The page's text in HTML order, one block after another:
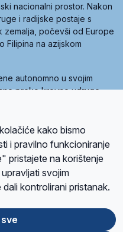
nacionalni prostor. Nakon
i radijske postaje s
zemalja, počevši od Europe
Filipina na azijskom
autonomno u svojim
preko krovne udruge
je sedam članica, među
KontaktPravila privatnosti
reCAPTCHA sustavom
kako bismo
i pravilno funkcioniranje
pristajete na korištenje
svojim
dali kontrolirani pristanak.